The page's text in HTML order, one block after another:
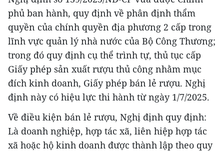
phủ ban hành, quy định về phân định thẩm
quyền của chính quyền địa phương 2 cấp trong
lĩnh vực quản lý nhà nước của Bộ Công Thương;
trong đó quy định cụ thể trình tự, thủ tục cấp
Giấy phép sản xuất rượu thủ công nhằm mục
đích kinh doanh, Giấy phép bán lẻ rượu. Nghị
định này có hiệu lực thi hành từ ngày 1/7/2025.
Về điều kiện bán lẻ rượu, Nghị định quy định:
Là doanh nghiệp, hợp tác xã, liên hiệp hợp tác
xã hoặc hộ kinh doanh được thành lập theo quy